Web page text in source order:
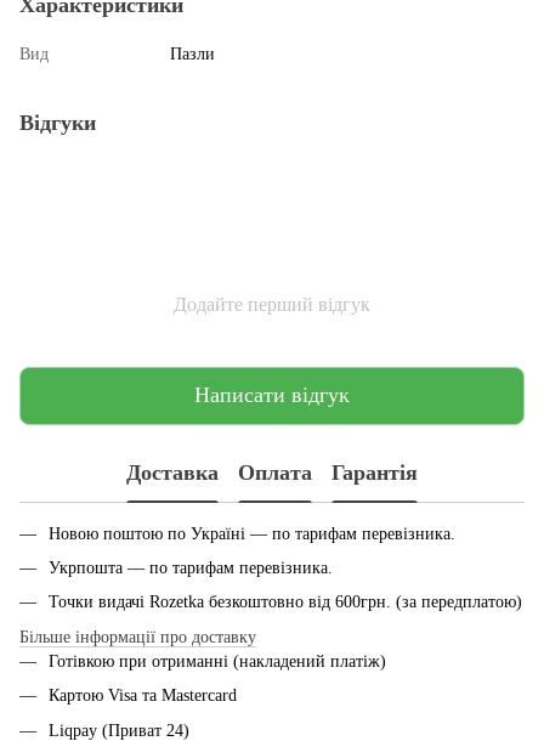
Вид Пазли
Відгуки
Додайте перший відгук
Написати відгук
Доставка Оплата Гарантія
Новою поштою по Україні — по тарифам перевiзника.
Укрпошта — по тарифам перевiзника.
Точки видачі Rozetka безкоштовно від 600грн. (за передплатою)
Більше інформації про доставку
Готівкою при отриманні (накладений платіж)
Картою Visa та Mastercard
Liqpay (Приват 24)